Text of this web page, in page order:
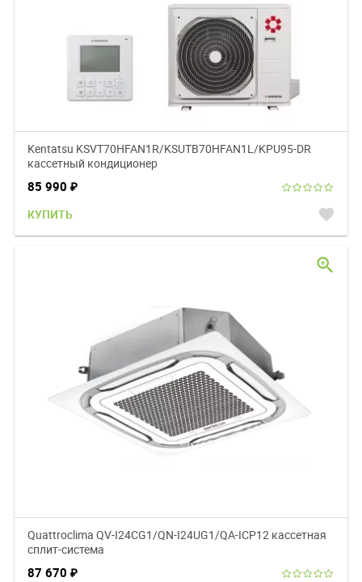
Kentatsu KSVT70HFAN1R/KSUTB70HFAN1L/KPU95-DR
кассетный кондиционер
85 990 ₽
КУПИТЬ favorite
Quattroclima QV-I24CG1/QN-I24UG1/QA-ICP12 кассетная
сплит-система
87 670 ₽
zoom_in